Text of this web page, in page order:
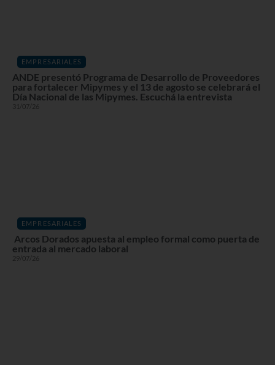
EMPRESARIALES
ANDE presentó Programa de Desarrollo de Proveedores
para fortalecer Mipymes y el 13 de agosto se celebrará el
Día Nacional de las Mipymes. Escuchá la entrevista
31/07/26
EMPRESARIALES
Arcos Dorados apuesta al empleo formal como puerta de
entrada al mercado laboral
29/07/26